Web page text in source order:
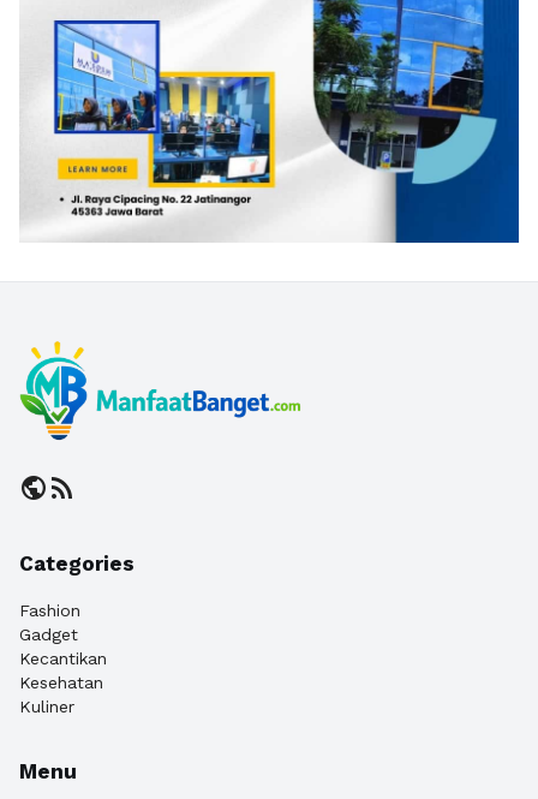
publicrss_feed
Categories
Fashion
Gadget
Kecantikan
Kesehatan
Kuliner
Menu